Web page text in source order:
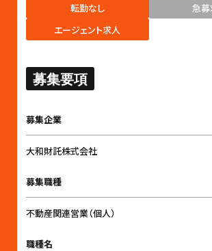
転勤なし
急募
エージェント求人
募集要項
募集企業
大和財託株式会社
募集職種
不動産関連営業（個人）
職種名